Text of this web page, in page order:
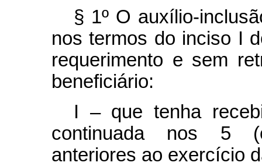
§ 1º O auxílio-
nos termos do inciso I
requerimento e sem
beneficiário:
I – que tenha
continuada nos 5
anteriores ao exercício